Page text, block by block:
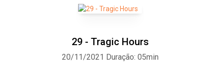
29 - Tragic Hours
20/11/2021 Duração: 05min